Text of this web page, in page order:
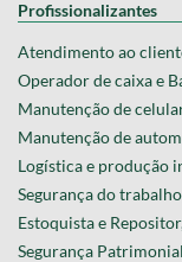
Profissionalizantes
Atendimento ao
Operador de caixa e
Manutenção de
Manutenção de
Logística e produção
Segurança do
Estoquista e
Segurança